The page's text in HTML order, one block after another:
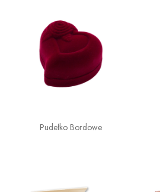
Pudełko Bordowe